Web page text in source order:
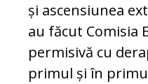
și ascensiunea
au făcut Comisia
permisivă cu
primul și în